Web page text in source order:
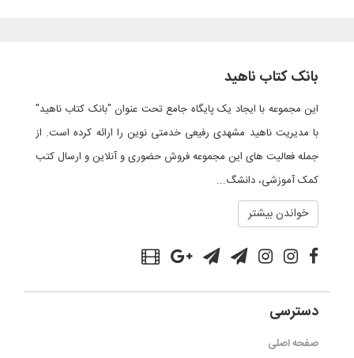
بانک کتاب ناهید
این مجموعه با ایجاد یک پایگاه جامع تحت عنوان "بانک کتاب ناهید"
با مدیریت ناهید مشهدی رفیعی خدمتی نوین را ارائه کرده است. از
جمله فعالیت های این مجموعه فروش حضوری و آنلاین و ارسال کتب
کمک آموزشی، دانشگ...
خواندن بیشتر
دسترسی
صفحه اصلی